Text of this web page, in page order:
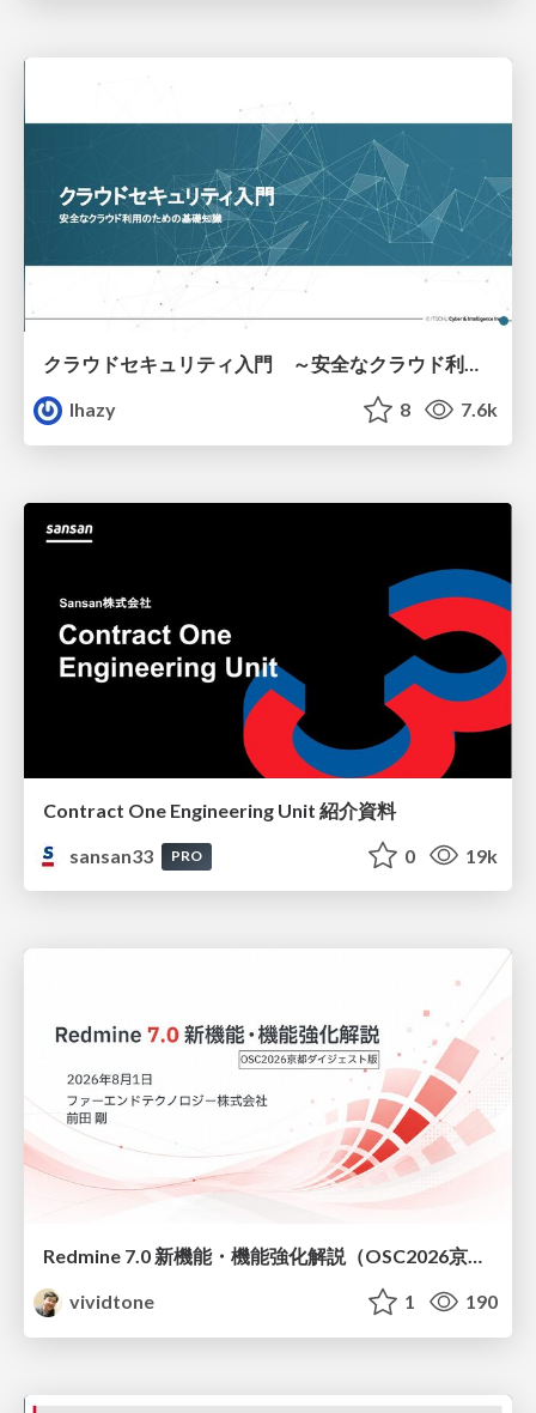
クラウドセキュリティ入門 ～安全なクラウド利用のための基礎知識～
lhazy
8 7.6k
Contract One Engineering Unit 紹介資料
sansan33
PRO 0 19k
Redmine 7.0 新機能・機能強化解説（OSC2026京都ダイジェスト版）
vividtone
1 190